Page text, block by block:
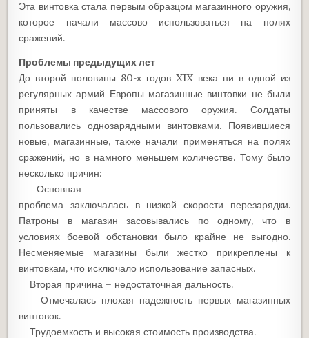
Эта винтовка стала первым образцом магазинного оружия,
которое начали массово использоваться на полях
сражений.
Проблемы предыдущих лет
До второй половины 80-х годов XIX века ни в одной из
регулярных армий Европы магазинные винтовки не были
приняты в качестве массового оружия. Солдаты
пользовались однозарядными винтовками. Появившиеся
новые, магазинные, также начали применяться на полях
сражений, но в намного меньшем количестве. Тому было
несколько причин:
Основная
проблема заключалась в низкой скорости перезарядки.
Патроны в магазин засовывались по одному, что в
условиях боевой обстановки было крайне не выгодно.
Несменяемые магазины были жестко прикреплены к
винтовкам, что исключало использование запасных.
Вторая причина – недостаточная дальность.
Отмечалась плохая надежность первых магазинных
винтовок.
Трудоемкость и высокая стоимость производства.